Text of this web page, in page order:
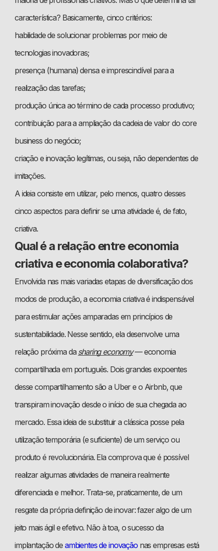
característica? Basicamente, cinco critérios:
habilidade de solucionar problemas por meio de
tecnologias inovadoras;
presença (humana) densa e imprescindível para a
realização das tarefas;
produção única ao término de cada processo produtivo;
contribuição para a ampliação da cadeia de valor do core
business do negócio;
criação e inovação legítimas, ou seja, não dependentes de
imitações.
A ideia consiste em utilizar, pelo menos, quatro desses
cinco aspectos para definir se uma atividade é, de fato,
criativa.
Qual é a relação entre economia
criativa e economia colaborativa?
Envolvida nas mais variadas etapas de diversificação dos
modos de produção, a economia criativa é indispensável
para estimular ações amparadas em princípios de
sustentabilidade. Nesse sentido, ela desenvolve uma
relação próxima da sharing economy— economia
compartilhada em português. Dois grandes expoentes
desse compartilhamento são a Uber e o Airbnb, que
transpiram inovação desde o início de sua chegada ao
mercado. Essa ideia de substituir a clássica posse pela
utilização temporária (e suficiente) de um serviço ou
produto é revolucionária. Ela comprova que é possível
realizar algumas atividades de maneira realmente
diferenciada e melhor. Trata-se, praticamente, de um
resgate da própria definição de inovar: fazer algo de um
jeito mais ágil e efetivo. Não à toa, o sucesso da
implantação de ambientes de inovaçãonas empresas está